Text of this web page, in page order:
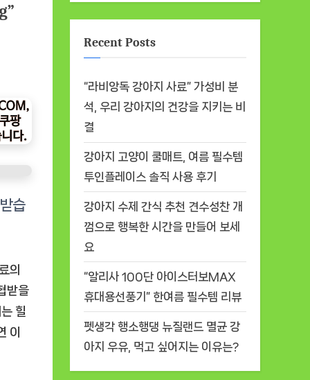
의
받을
힐
이
Recent Posts
“라비앙독 강아지 사료” 가성비 분
석, 우리 강아지의 건강을 지키는 비
결
강아지 고양이 쿨매트, 여름 필수템
투인플레이스 솔직 사용 후기
강아지 수제 간식 추천 견수성찬 개
껌으로 행복한 시간을 만들어 보세
요
“알리사 100단 아이스터보MAX
휴대용선풍기” 한여름 필수템 리뷰
펫생각 행소행댕 뉴질랜드 멸균 강
아지 우유, 먹고 싶어지는 이유는?